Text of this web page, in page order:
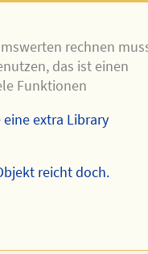
rechnen
das ist einen
Funktionen
extra Library
reicht doch.